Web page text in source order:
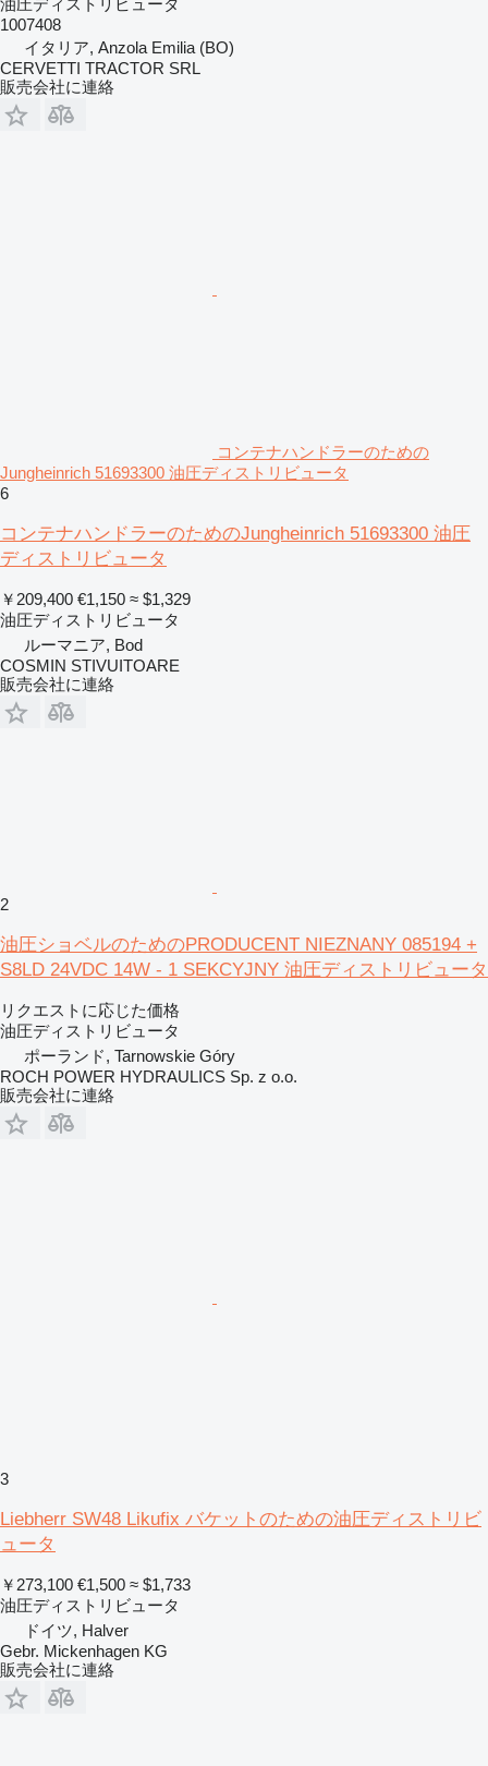
1007408
イタリア, Anzola Emilia (BO)
CERVETTI TRACTOR SRL
販売会社に連絡
コンテナハンドラーのための
Jungheinrich 51693300 油圧ディストリビュータ
6
コンテナハンドラーのためのJungheinrich 51693300 油圧
ディストリビュータ
￥209,400 €1,150 ≈ $1,329
油圧ディストリビュータ
ルーマニア, Bod
COSMIN STIVUITOARE
販売会社に連絡
2
油圧ショベルのためのPRODUCENT NIEZNANY 085194 +
S8LD 24VDC 14W - 1 SEKCYJNY 油圧ディストリビュータ
リクエストに応じた価格
油圧ディストリビュータ
ポーランド, Tarnowskie Góry
ROCH POWER HYDRAULICS Sp. z o.o.
販売会社に連絡
3
Liebherr SW48 Likufix バケットのための油圧ディストリビ
ュータ
￥273,100 €1,500 ≈ $1,733
油圧ディストリビュータ
ドイツ, Halver
Gebr. Mickenhagen KG
販売会社に連絡